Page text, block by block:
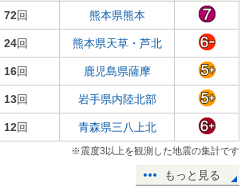
72回 熊本県熊本
24回 熊本県天草・芦北
16回 鹿児島県薩摩
13回 岩手県内陸北部
12回 青森県三八上北
※震度3以上を観測した地震の集計です
もっと見る